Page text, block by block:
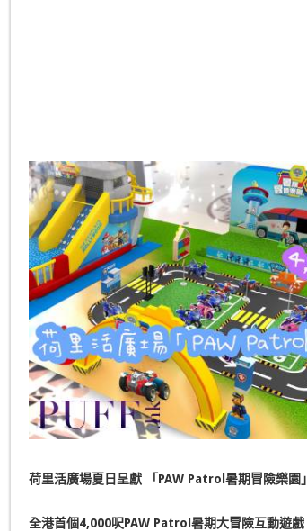
荷里活廣場夏日呈獻 「 PAW Patrol 暑期冒險樂園」
全港首個4,000呎PAW Patrol 暑期大冒險互動遊戲